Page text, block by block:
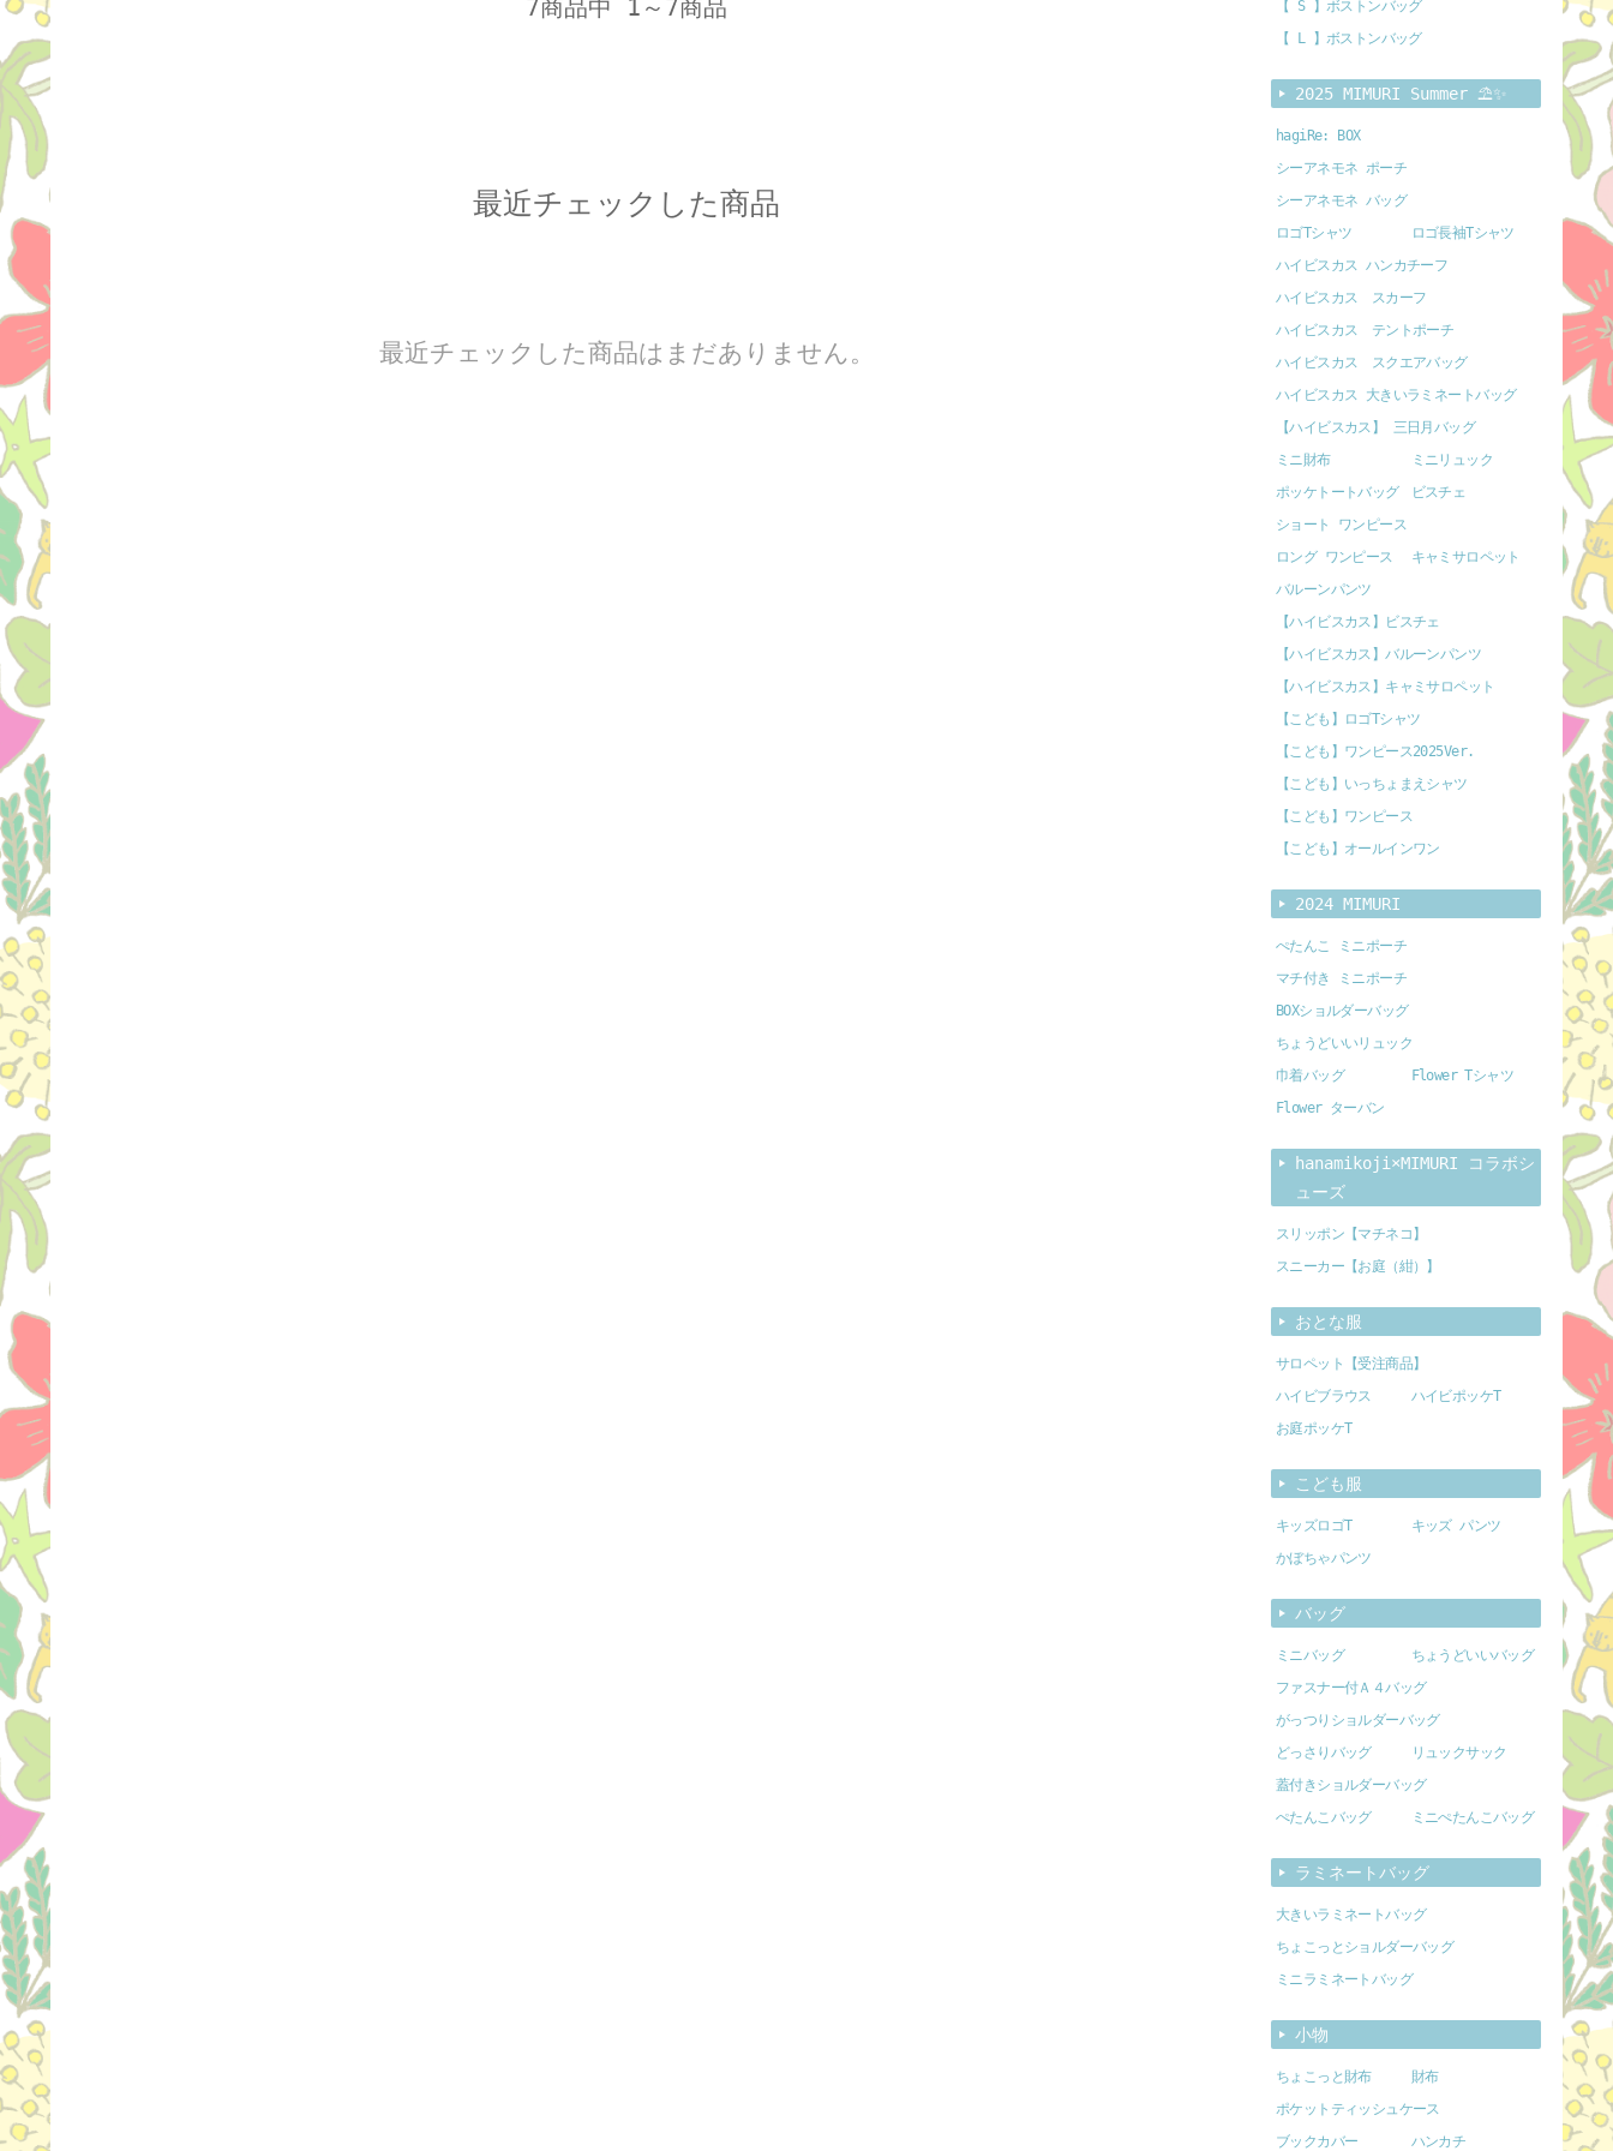
7商品中 1～7商品
最近チェックした商品
最近チェックした商品はまだありません。
【 S 】ボストンバッグ
【 L 】ボストンバッグ
2025 MIMURI Summer ⛱️✨
hagiRe: BOX
シーアネモネ ポーチ
シーアネモネ バッグ
ロゴTシャツ
ロゴ長袖Tシャツ
ハイビスカス ハンカチーフ
ハイビスカス スカーフ
ハイビスカス テントポーチ
ハイビスカス スクエアバッグ
ハイビスカス 大きいラミネートバッグ
【ハイビスカス】 三日月バッグ
ミニ財布
ミニリュック
ポッケトートバッグ
ビスチェ
ショート ワンピース
ロング ワンピース
キャミサロペット
バルーンパンツ
【ハイビスカス】ビスチェ
【ハイビスカス】バルーンパンツ
【ハイビスカス】キャミサロペット
【こども】ロゴTシャツ
【こども】ワンピース2025Ver.
【こども】いっちょまえシャツ
【こども】ワンピース
【こども】オールインワン
2024 MIMURI
ぺたんこ ミニポーチ
マチ付き ミニポーチ
BOXショルダーバッグ
ちょうどいいリュック
巾着バッグ
Flower Tシャツ
Flower ターバン
hanamikoji×MIMURI コラボシ
ューズ
スリッポン【マチネコ】
スニーカー【お庭（紺）】
おとな服
サロペット【受注商品】
ハイビブラウス
ハイビポッケT
お庭ポッケT
こども服
キッズロゴT
キッズ パンツ
かぼちゃパンツ
バッグ
ミニバッグ
ちょうどいいバッグ
ファスナー付Ａ４バッグ
がっつりショルダーバッグ
どっさりバッグ
リュックサック
蓋付きショルダーバッグ
ぺたんこバッグ
ミニぺたんこバッグ
ラミネートバッグ
大きいラミネートバッグ
ちょこっとショルダーバッグ
ミニラミネートバッグ
小物
ちょこっと財布
財布
ポケットティッシュケース
ブックカバー
ハンカチ